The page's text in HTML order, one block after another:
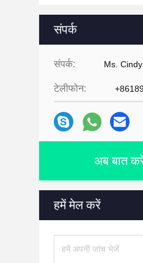
संपर्क
संपर्क: Ms.
टेलीफोन:
अब बात
हमें मेल करें